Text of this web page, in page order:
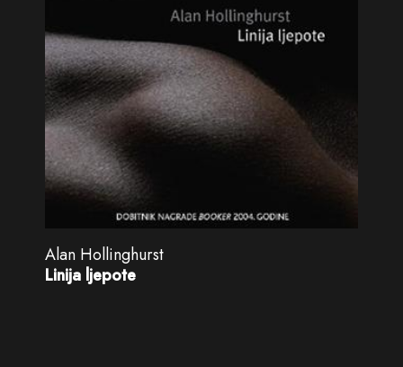
Alan Hollinghurst
Linija ljepote